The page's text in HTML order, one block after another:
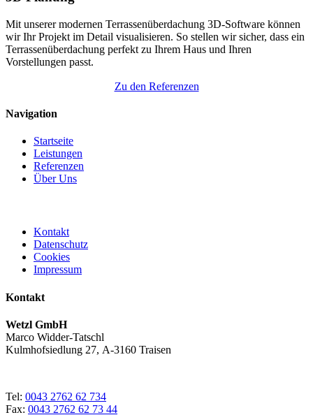
Mit unserer modernen Terrassenüberdachung 3D-Software können
wir Ihr Projekt im Detail visualisieren. So stellen wir sicher, dass ein
Terrassenüberdachung perfekt zu Ihrem Haus und Ihren
Vorstellungen passt.
Zu den Referenzen
Navigation
Startseite
Leistungen
Referenzen
Über Uns
Kontakt
Datenschutz
Cookies
Impressum
Kontakt
Wetzl GmbH
Marco Widder-Tatschl
Kulmhofsiedlung 27, A-3160 Traisen
Tel: 0043 2762 62 734
Fax: 0043 2762 62 73 44